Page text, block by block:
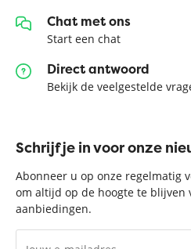
Chat met ons
Start een chat
Direct antwoord
Bekijk de veelgestelde
Schrijf je in voor onze
Abonneer u op onze regelmatig
om altijd op de hoogte te blijven
aanbiedingen.